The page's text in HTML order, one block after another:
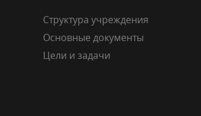
Структура учреждения
Основные документы
Цели и задачи